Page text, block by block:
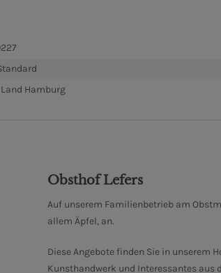
Hamburg
Obsthof Lefers
Auf unserem Familienbetrieb am
allem Äpfel, an.
Diese Angebote finden Sie in unserem
Kunsthandwerk und Interessantes aus